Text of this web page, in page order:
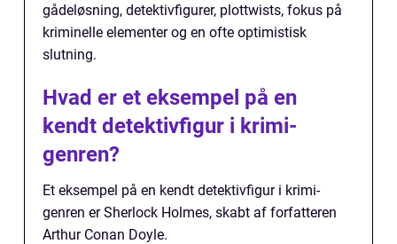
gådeløsning, detektivfigurer, plottwists, fokus på
kriminelle elementer og en ofte optimistisk
slutning.
Hvad er et eksempel på en
kendt detektivfigur i krimi-
genren?
Et eksempel på en kendt detektivfigur i krimi-
genren er Sherlock Holmes, skabt af forfatteren
Arthur Conan Doyle.